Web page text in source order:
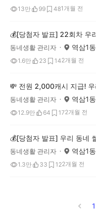
13만 99 481개월 전
동네생활 관리자 역삼1동
1.6만 23 142개월 전
동네생활 관리자 역삼1동
12.9만 64 172개월 전
동네생활 관리자 역삼1동
1.3만 33 122개월 전
1